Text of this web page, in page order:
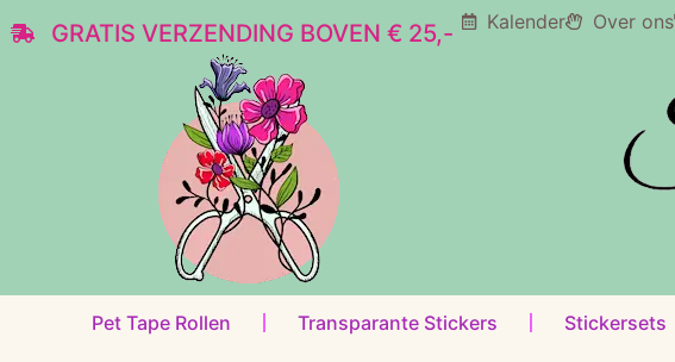
GRATIS VERZENDING BOVEN € 25,- Kalender Over ons
Pet Tape Rollen Transparante Stickers Stickersets